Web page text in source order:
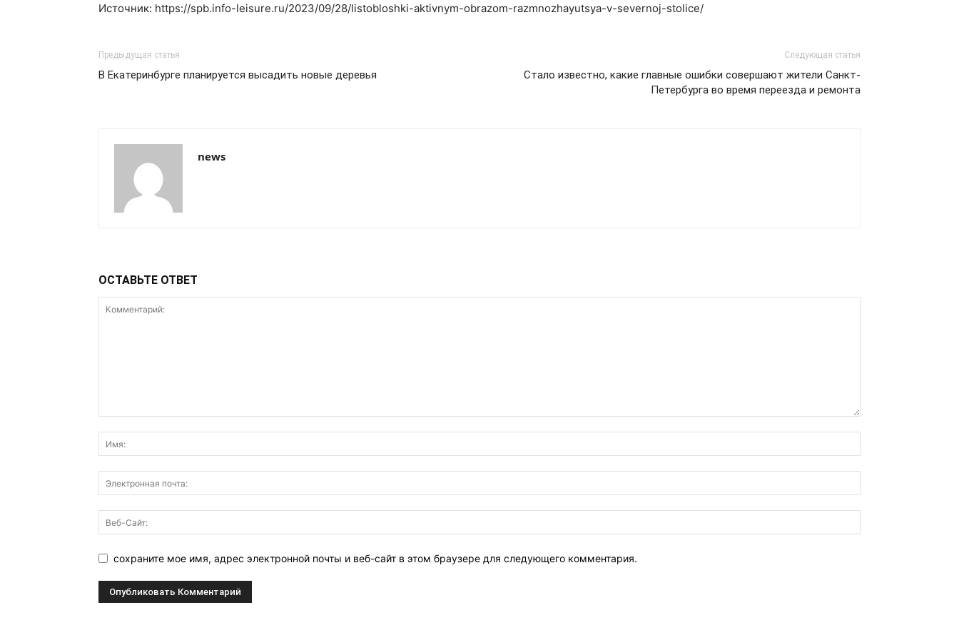
Источник: https://spb.info-leisure.ru/2023/09/28/listobloshki-aktivnym-obrazom-razmnozhayutsya-v-severnoj-stolice/
Предыдущая статья
В Екатеринбурге планируется высадить новые деревья
Следующая статья
Стало известно, какие главные ошибки совершают жители Санкт-
Петербурга во время переезда и ремонта
news
ОСТАВЬТЕ ОТВЕТ
сохраните мое имя, адрес электронной почты и веб-сайт в этом браузере для следующего комментария.